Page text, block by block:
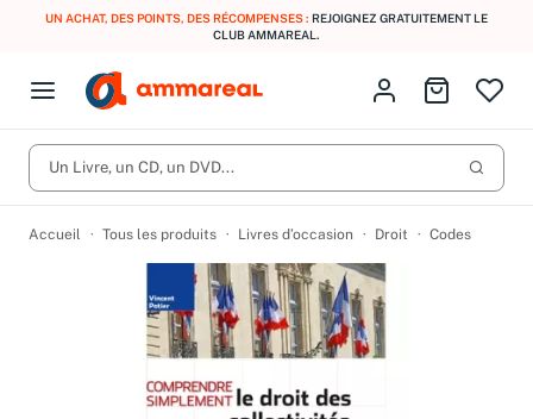
UN ACHAT, DES POINTS, DES RÉCOMPENSES : REJOIGNEZ GRATUITEMENT LE
CLUB AMMAREAL.
Open menu
Fermer le menu
CD d'occasion
Vinyles d'occasion
Meilleures ventes
Produits Catégories
Vous n'avez pas trouvé l'article que vous cherchiez ?
Activez les notifications dans votre compte pour être alerté dès
qu'il est en stock.
Identifiez-vous
Aller au
Un Livre, un CD, un DVD...
Accueil Tous les produits Livres d’occasion Droit Codes